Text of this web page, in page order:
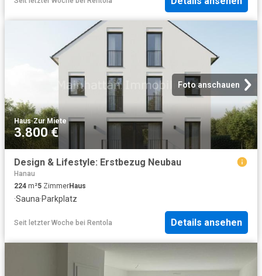
Foto anschauen
Haus·Zur Miete
3.800 €
Design & Lifestyle: Erstbezug Neubau
Hanau
224 m²5 ZimmerHaus
·Sauna·Parkplatz
Seit letzter Woche bei Rentola Details ansehen